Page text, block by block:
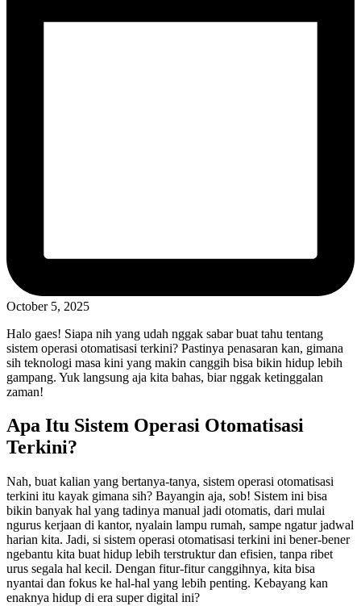
October 5, 2025
Halo gaes! Siapa nih yang udah nggak sabar buat tahu tentang
sistem operasi otomatisasi terkini? Pastinya penasaran kan, gimana
sih teknologi masa kini yang makin canggih bisa bikin hidup lebih
gampang. Yuk langsung aja kita bahas, biar nggak ketinggalan
zaman!
Apa Itu Sistem Operasi Otomatisasi
Terkini?
Nah, buat kalian yang bertanya-tanya, sistem operasi otomatisasi
terkini itu kayak gimana sih? Bayangin aja, sob! Sistem ini bisa
bikin banyak hal yang tadinya manual jadi otomatis, dari mulai
ngurus kerjaan di kantor, nyalain lampu rumah, sampe ngatur jadwal
harian kita. Jadi, si sistem operasi otomatisasi terkini ini bener-bener
ngebantu kita buat hidup lebih terstruktur dan efisien, tanpa ribet
urus segala hal kecil. Dengan fitur-fitur canggihnya, kita bisa
nyantai dan fokus ke hal-hal yang lebih penting. Kebayang kan
enaknya hidup di era super digital ini?